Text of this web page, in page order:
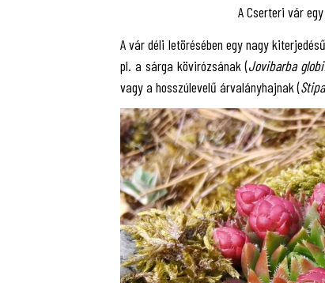
A Cserteri vár
A vár déli letörésében egy nagy
pl. a sárga kövirózsának (Jovibarba
vagy a hosszúlevelű árvalányhajnak (